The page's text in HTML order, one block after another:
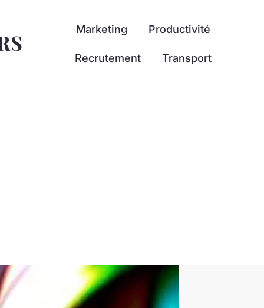
Marketing Productivité
Recrutement Transport